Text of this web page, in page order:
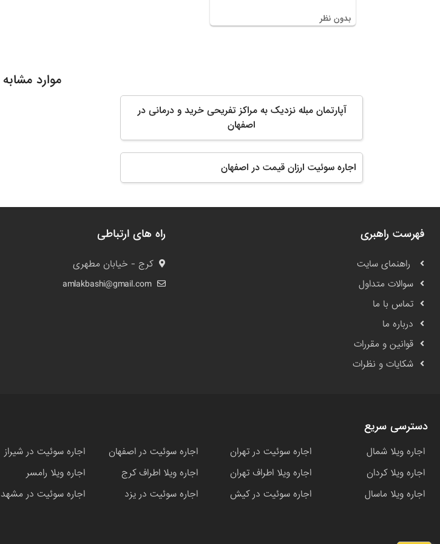
بدون نظر
موارد مشابه
آپارتمان مبله نزدیک به مراکز تفریحی خرید و درمانی در
اصفهان
اجاره سوئیت ارزان قیمت در اصفهان
فهرست راهبری
راهنمای سایت
سوالات متداول
تماس با ما
درباره ما
قوانین و مقررات
شکایات و نظرات
راه های ارتباطی
کرج - خیابان مطهری
amlakbashi@gmail.com
دسترسی سریع
اجاره ویلا شمال اجاره سوئیت در تهران اجاره سوئیت در اصفهان
اجاره سوئیت در شیراز
اجاره ویلا کردان
اجاره ویلا اطراف تهران اجاره ویلا اطراف کرج
اجاره ویلا رامسر
اجاره ویلا ماسال
اجاره سوئیت در کیش اجاره سوئیت در یزد اجاره سوئیت در مشهد